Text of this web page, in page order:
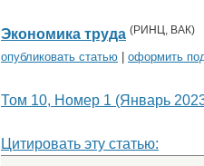
Экономика труда (РИНЦ, ВАК)
опубликовать статью оформить
Том 10, Номер 1 (Январь
Цитировать эту статью: